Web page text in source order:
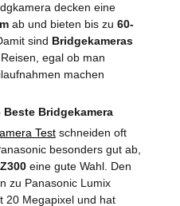
decken eine
ab und bieten bis zu 60-
sind Bridgekameras
egal ob man
machen
Bridgekamera
Testschneiden oft
besonders gut ab,
eine gute Wahl. Den
zu Panasonic Lumix
20 Megapixel und hat